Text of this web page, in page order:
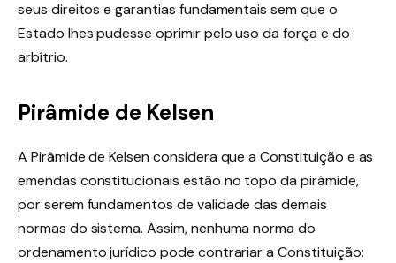
seus direitos e garantias fundamentais sem que o
Estado lhes pudesse oprimir pelo uso da força e do
arbítrio.
Pirâmide de Kelsen
A Pirâmide de Kelsen considera que a Constituição e as
emendas constitucionais estão no topo da pirâmide,
por serem fundamentos de validade das demais
normas do sistema. Assim, nenhuma norma do
ordenamento jurídico pode contrariar a Constituição: